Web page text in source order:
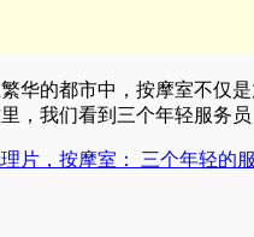
华的都市中，按摩室不仅
，我们看到三个年轻服务
片，按摩室： 三个年轻的